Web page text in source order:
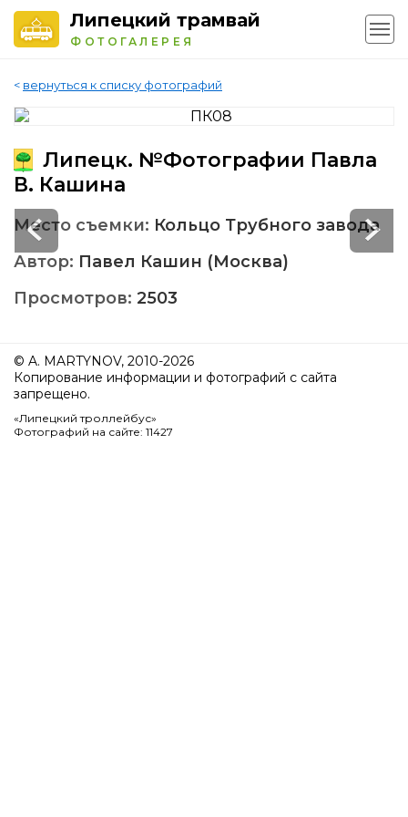
Липецкий трамвай
ФОТОГАЛЕРЕЯ
< вернуться к списку фотографий
Липецк. №Фотографии Павла
В. Кашина
Место съемки: Кольцо Трубного завода
Автор: Павел Кашин (Москва)
Просмотров: 2503
© A. MARTYNOV, 2010-2026
Копирование информации и фотографий с сайта
запрещено.
«Липецкий троллейбус»
Фотографий на сайте: 11427